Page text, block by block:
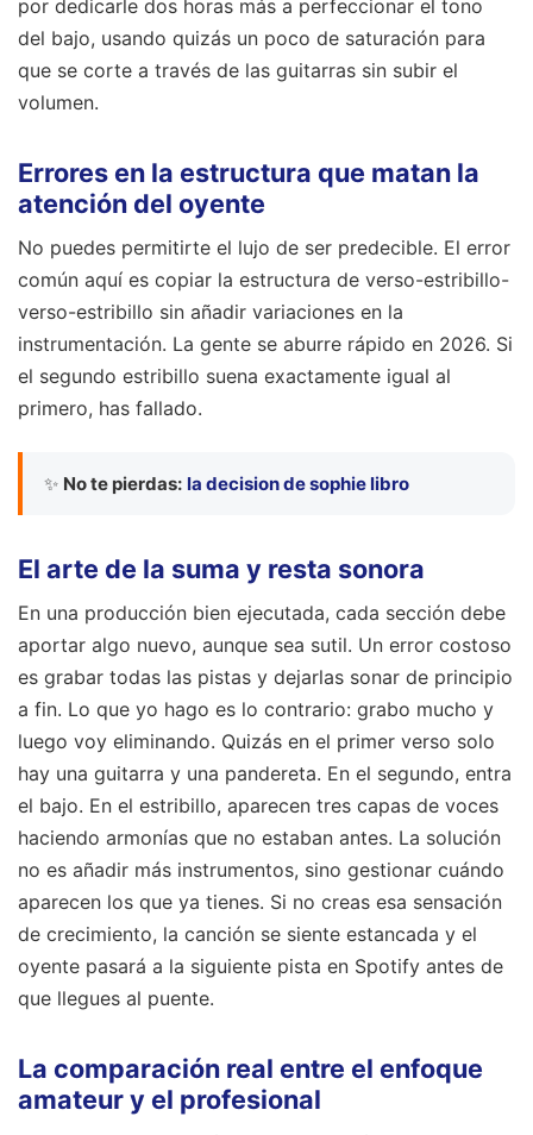
por dedicarle dos horas más a perfeccionar el tono
del bajo, usando quizás un poco de saturación para
que se corte a través de las guitarras sin subir el
volumen.
Errores en la estructura que matan la
atención del oyente
No puedes permitirte el lujo de ser predecible. El error
común aquí es copiar la estructura de verso-estribillo-
verso-estribillo sin añadir variaciones en la
instrumentación. La gente se aburre rápido en 2026. Si
el segundo estribillo suena exactamente igual al
primero, has fallado.
✨ No te pierdas: la decision de sophie libro
El arte de la suma y resta sonora
En una producción bien ejecutada, cada sección debe
aportar algo nuevo, aunque sea sutil. Un error costoso
es grabar todas las pistas y dejarlas sonar de principio
a fin. Lo que yo hago es lo contrario: grabo mucho y
luego voy eliminando. Quizás en el primer verso solo
hay una guitarra y una pandereta. En el segundo, entra
el bajo. En el estribillo, aparecen tres capas de voces
haciendo armonías que no estaban antes. La solución
no es añadir más instrumentos, sino gestionar cuándo
aparecen los que ya tienes. Si no creas esa sensación
de crecimiento, la canción se siente estancada y el
oyente pasará a la siguiente pista en Spotify antes de
que llegues al puente.
La comparación real entre el enfoque
amateur y el profesional